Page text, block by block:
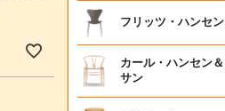
フリッツ・ハンセン
カール・ハンセン＆
サン